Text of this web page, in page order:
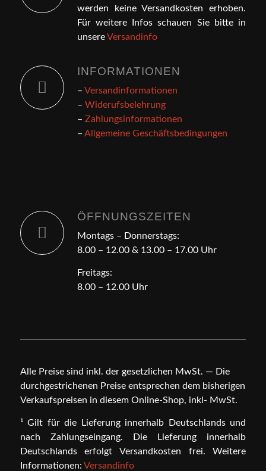
werden keine Versandkosten erhoben.
Für weitere Infos schauen Sie bitte in
unsereVersandinfo
INFORMATIONEN
– Versandinformationen
– Widerufsbelehrung
– Zahlungsinformationen
– Allgemeine Geschäftsbedingungen
ÖFFNUNGSZEITEN
Montags – Donnerstags:
8.00 – 12.00 & 13.00 – 17.00 Uhr
Freitags:
8.00 – 12.00 Uhr
Alle Preise sind inkl. der gesetzlichen MwSt. — Die
durchgestrichenen Preise entsprechen dem bisherigen
Verkaufspreisen in diesem Online-Shop, inkl- MwSt.
¹ Gilt für die Lieferung innerhalb Deutschlands und
nach Zahlungseingang. Die Lieferung innerhalb
Deutschlands erfolgt Versandkosten frei. Weitere
Informationen: Versandinfo